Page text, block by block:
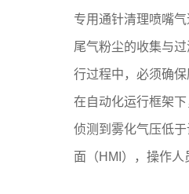
专用通针清理喷嘴
尾气粉尘的收集与
行过程中，必须确
在自动化运行框架
侦测到雾化气压低
面（HMI），操作人